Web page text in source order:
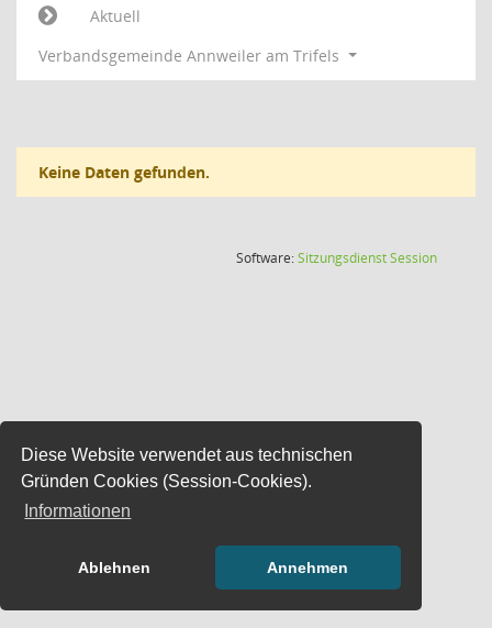
Diese Website verwendet aus technischen
Gründen Cookies (Session-Cookies).
Informationen
Ablehnen Annehmen
Aktuell
Verbandsgemeinde Annweiler am Trifels
Keine Daten gefunden.
Software:SitzungsdienstSession(Wird in